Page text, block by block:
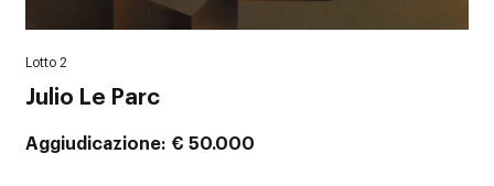
Lotto 2
Julio Le Parc
Aggiudicazione € 50.000